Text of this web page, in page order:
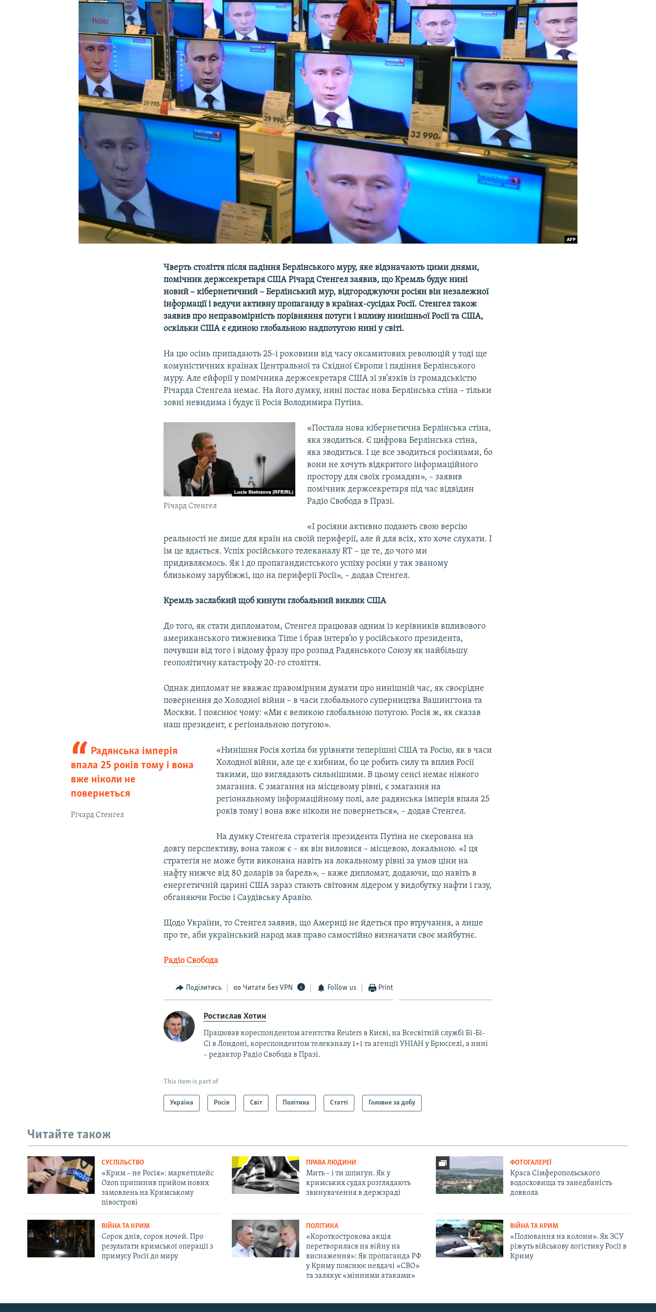
УКРАЇНСЬКА ПРОБЛЕМА КРИМУ
Русский
Чверть століття після падіння Берлінського муру, яке відзначають цими днями,
помічник держсекретаря США Річард Стенгел заявив, що Кремль будує нині
новий – кібернетичний – Берлінський мур, відгороджуючи росіян він незалежної
інформації і ведучи активну пропаганду в країнах-сусідах Росії. Стенгел також
заявив про неправомірність порівняння потуги і впливу нинішньої Росії та США,
оскільки США є єдиною глобальною надпотугою нині у світі.
На цю осінь припадають 25-і роковини від часу оксамитових революцій у тоді ще
комуністичних країнах Центральної та Східної Європи і падіння Берлінського
муру. Але ейфорії у помічника держсекретаря США зі зв’язків із громадськістю
Річарда Стенгела немає. На його думку, нині постає нова Берлінська стіна – тільки
зовні невидима і будує її Росія Володимира Путіна.
Річард Стенгел
«Постала нова кібернетична Берлінська стіна,
яка зводиться. Є цифрова Берлінська стіна,
яка зводиться. І це все зводиться росіянами, бо
вони не хочуть відкритого інформаційного
простору для своїх громадян», – заявив
помічник держсекретаря під час відвідин
Радіо Свобода в Празі.
«І росіяни активно подають свою версію
реальності не лише для країн на своїй периферії, але й для всіх, хто хоче слухати. І
їм це вдається. Успіх російського телеканалу RT – це те, до чого ми
придивляємось. Як і до пропагандистського успіху росіян у так званому
близькому зарубіжжі, що на периферії Росії», – додав Стенгел.
Кремль заслабкий щоб кинути глобальний виклик США
До того, як стати дипломатом, Стенгел працював одним із керівників впливового
американського тижневика Time і брав інтерв’ю у російського президента,
почувши від того і відому фразу про розпад Радянського Союзу як найбільшу
геополітичну катастрофу 20-го століття.
Однак дипломат не вважає правомірним думати про нинішній час, як своєрідне
повернення до Холодної війни – в часи глобального суперництва Вашингтона та
Москви. І пояснює чому: «Ми є великою глобальною потугою. Росія ж, як сказав
наш президент, є регіональною потугою».
Радянська імперія
впала 25 років тому і вона
вже ніколи не
повернеться
Річард Стенгел
«Нинішня Росія хотіла би урівняти теперішні США та Росію, як в часи
Холодної війни, але це є хибним, бо це робить силу та вплив Росії
такими, що виглядають сильнішими. В цьому сенсі немає ніякого
змагання. Є змагання на місцевому рівні, є змагання на
регіональному інформаційному полі, але радянська імперія впала 25
років тому і вона вже ніколи не повернеться», – додав Стенгел.
На думку Стенгела стратегія президента Путіна не скерована на
довгу перспективу, вона також є – як він виловися – місцевою, локальною. «І ця
стратегія не може бути виконана навіть на локальному рівні за умов ціни на
нафту нижче від 80 доларів за барель», – каже дипломат, додаючи, що навіть в
енергетичній царині США зараз стають світовим лідером у видобутку нафти і газу,
обганяючи Росію і Саудівську Аравію.
Щодо України, то Стенгел заявив, що Америці не йдеться про втручання, а лише
про те, аби український народ мав право самостійно визначати своє майбутнє.
Радіо Свобода
Поділитись Читати без VPN Follow us Print
Ростислав Хотин
Працював кореспондентом агентства Reuters в Києві, на Всесвітній службі Бі-Бі-
Сі в Лондоні, кореспондентом телеканалу 1+1 та агенції УНІАН у Брюсселі, а нині
– редактор Радіо Свобода в Празі.
This item is part of
Україна Росія Світ Політика Статті Головне за добу
Читайте також
СУСПІЛЬСТВО
«Крим – не Росія»: маркетплейс
Ozon припинив прийом нових
замовлень на Кримському
півострові
ПРАВА ЛЮДИНИ
Мить – і ти шпигун. Як у
кримських судах розглядають
звинувачення в держзраді
ФОТОГАЛЕРЕЇ
Краса Сімферопольського
водосховища та занедбаність
довкола
ВІЙНА ТА КРИМ
Сорок днів, сорок ночей. Про
результати кримської операції з
примусу Росії до миру
ПОЛІТИКА
«Короткострокова акція
перетворилася на війну на
виснаження»: Як пропаганда РФ
у Криму пояснює невдачі «СВО»
та залякує «мінними атаками»
ВІЙНА ТА КРИМ
«Полювання на колони». Як ЗСУ
ріжуть військову логістику Росії в
Криму